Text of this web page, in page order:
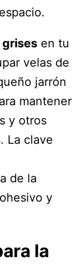
grises en tu
velas de
jarrón
mantener
y otros
La clave
de la
y
la